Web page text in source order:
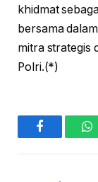
khidmat
bersama
mitra strategis
Polri.(*)
Facebook